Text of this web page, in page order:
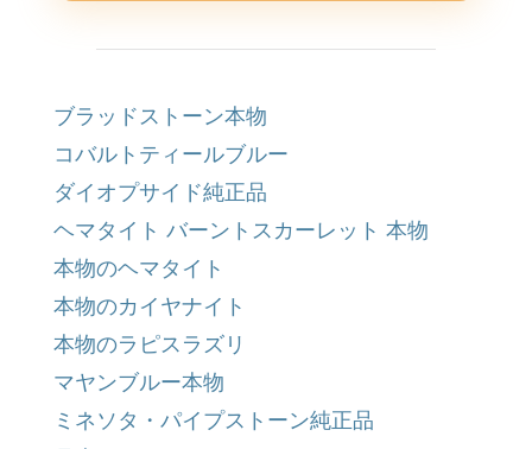
ブラッドストーン本物
コバルトティールブルー
ダイオプサイド純正品
ヘマタイト バーントスカーレット 本物
本物のヘマタイト
本物のカイヤナイト
本物のラピスラズリ
マヤンブルー本物
ミネソタ・パイプストーン純正品